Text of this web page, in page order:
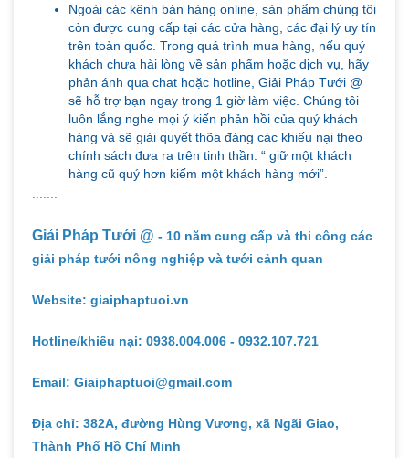
Ngoài các kênh bán hàng online, sản phẩm chúng tôi
còn được cung cấp tại các cửa hàng, các đại lý uy tín
trên toàn quốc. Trong quá trình mua hàng, nếu quý
khách chưa hài lòng về sản phẩm hoặc dịch vụ, hãy
phản ánh qua chat hoặc hotline, Giải Pháp Tưới @
sẽ hỗ trợ bạn ngay trong 1 giờ làm việc. Chúng tôi
luôn lắng nghe mọi ý kiến phản hồi của quý khách
hàng và sẽ giải quyết thõa đáng các khiếu nại theo
chính sách đưa ra trên tinh thần: “ giữ một khách
hàng cũ quý hơn kiếm một khách hàng mới”.
Giải Pháp Tưới @ - 10 năm cung cấp và thi công các
giải pháp tưới nông nghiệp và tưới cảnh quan
Website: giaiphaptuoi.vn
Hotline/khiếu nại: 0938.004.006 - 0932.107.721
Email: Giaiphaptuoi@gmail.com
Địa chỉ: 382A, đường Hùng Vương, xã Ngãi Giao,
Thành Phố Hồ Chí Minh